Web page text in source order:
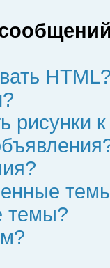
рисунки
темы?